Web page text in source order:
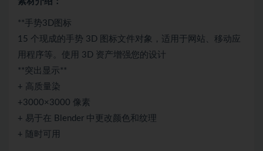
**手势3D图标
15 个现成的手势 3D 图标文件对象，适用于网站、移动应
用程序等。使用 3D 资产增强您的设计
**突出显示**
+ 高质量染
+3000×3000 像素
+ 易于在 Blender 中更改颜色和纹理
+ 随时可用